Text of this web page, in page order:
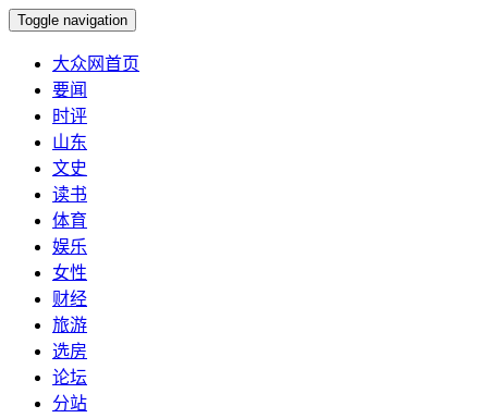
Toggle navigation
大众网首页
要闻
时评
山东
文史
读书
体育
娱乐
女性
财经
旅游
选房
论坛
分站